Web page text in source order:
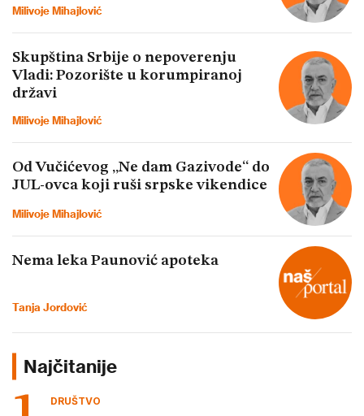
Milivoje Mihajlović
Skupština Srbije o nepoverenju
Vladi: Pozorište u korumpiranoj
državi
Milivoje Mihajlović
Od Vučićevog „Ne dam Gazivode“ do
JUL-ovca koji ruši srpske vikendice
Milivoje Mihajlović
Nema leka Paunović apoteka
Tanja Jordović
Najčitanije
DRUŠTVO